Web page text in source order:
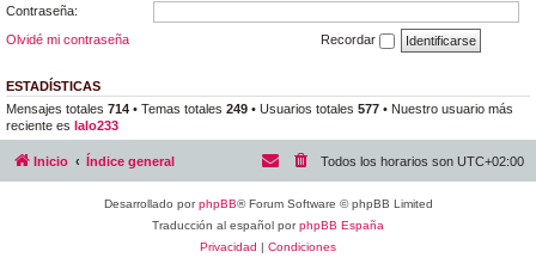
Contraseña:
Olvidé mi contraseña
Recordar
ESTADÍSTICAS
Mensajes totales 714 • Temas totales 249 • Usuarios totales 577 • Nuestro usuario más
reciente es lalo233
Inicio Índice general Todos los horarios son UTC+02:00
Desarrollado porphpBB® Forum Software © phpBB Limited
Traducción al español porphpBB España
Privacidad | Condiciones